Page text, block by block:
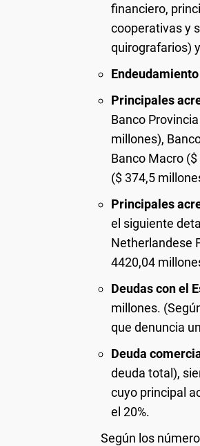
financiero,
cooperativas y
quirografarios)
Principales
Banco
millones),
Banco Macro
($ 374,5
Principales
el siguiente
Netherlandese
4420,04
Deudas con el
millones.
que denuncia
Deuda
deuda total),
cuyo principal
el 20%.
Según los